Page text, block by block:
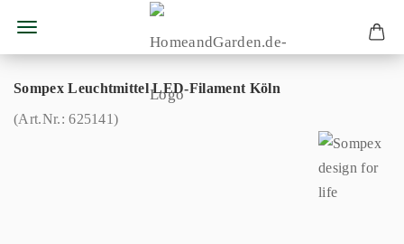
Sompex Leuchtmittel LED-Filament Köln
(Art.Nr.:625141)